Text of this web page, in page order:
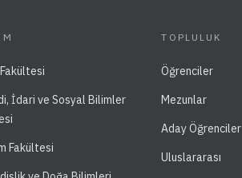
İdari ve Sosyal Bilimler
Fakültesi
TOPLULUK
Öğrenciler
Mezunlar
Aday Öğrenciler
Uluslararası